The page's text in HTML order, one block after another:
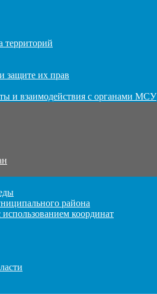
территорий
защите их прав
и взаимодействия с органами МСУ
района
координат